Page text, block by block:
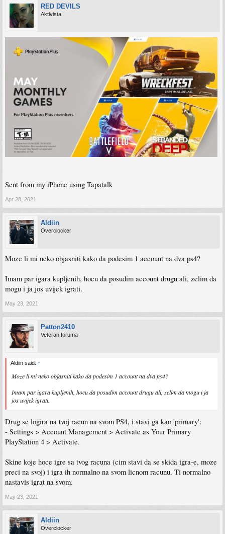
RED DEVILS
Aktivista
Sent from my iPhone using Tapatalk
Apr 28, 2021
Aldiin
Overclocker
Moze li mi neko objasniti kako da podesim 1 account na dva ps4?
Imam par igara kupljenih, hocu da posudim account drugu ali, zelim da
mogu i ja jos uvijek igrati.
May 23, 2021
Patton2410
Veteran foruma
Aldiin said: ↑
Moze li mi neko objasniti kako da podesim 1 account na dva ps4?
Imam par igara kupljenih, hocu da posudim account drugu ali, zelim da mogu i ja
jos uvijek igrati.
Drug se logira na tvoj racun na svom PS4, i stavi ga kao 'primary':
- Settings > Account Management > Activate as Your Primary
PlayStation 4 > Activate.
Skine koje hoce igre sa tvog racuna (cim stavi da se skida igra-e, moze
preci na svoj) i igra ih normalno na svom licnom racunu. Ti normalno
nastavis igrat na svom.
May 23, 2021
Aldiin
Overclocker